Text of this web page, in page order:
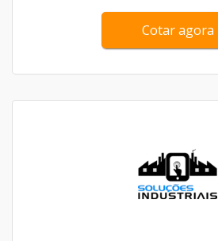
Cotar agora